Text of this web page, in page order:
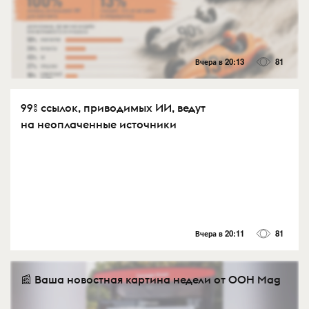
Вчера в 20:13 81
99% ссылок, приводимых ИИ, ведут
на неоплаченные источники
Вчера в 20:11 81
📰 Ваша новостная картина недели от OOH Mag